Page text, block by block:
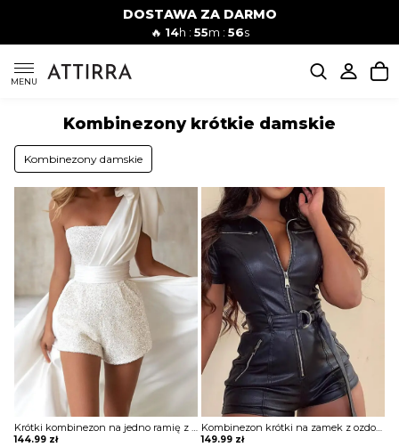
DOSTAWA ZA DARMO
🔥 14h :55m :55s
MENU
Mężczyźni
SUKIENKI
KOMPLETY
KOMBINEZONY
DÓŁ DAMSKIE
STROJE KĄPIELOWE
BLUZKI
OBUWIE
Kombinezony krótkie damskie
Kombinezony damskie
144.99 zł 149.99 zł